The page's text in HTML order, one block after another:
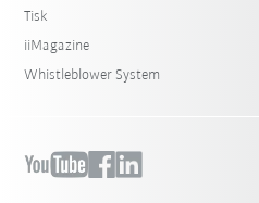
Tisk
iiMagazine
Whistleblower System